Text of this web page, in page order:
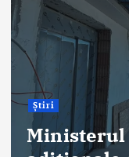
ANT:
și țesuturi
în ultimele
By Briana